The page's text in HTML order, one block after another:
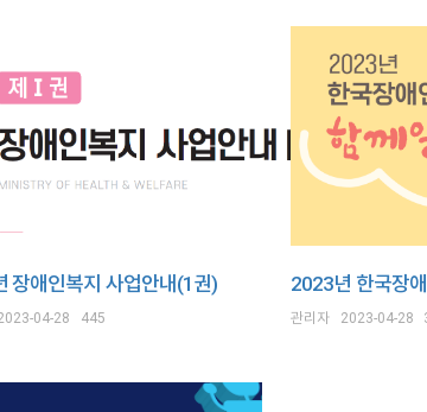
장애인복지 사업안내(1권)
04-28 445
2023년 한국장
관리자 2023-04-28